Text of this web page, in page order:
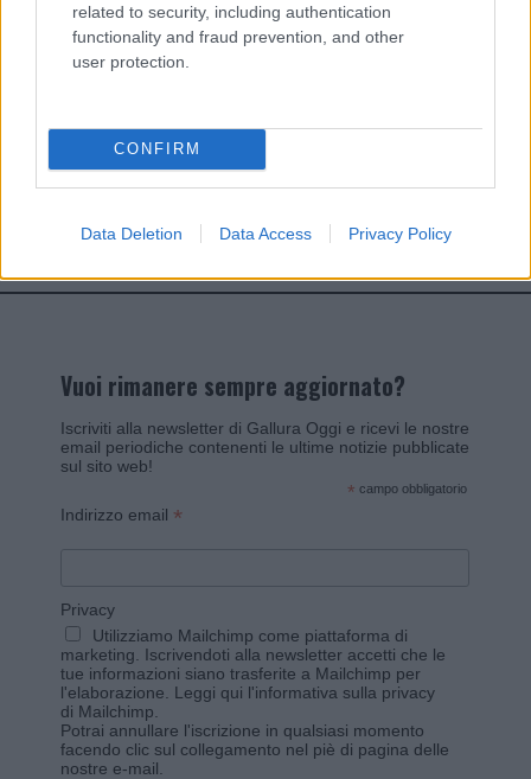
related to security, including authentication
functionality and fraud prevention, and other
user protection.
CONFIRM
Data Deletion Data Access Privacy Policy
Giovannimaria Cabras
Invia un Comunicato Stampa| Pubblicità|Segnala
Vuoi rimanere sempre aggiornato?
Iscriviti alla newsletter di Gallura Oggi e ricevi le nostre
email periodiche contenenti le ultime notizie pubblicate
sul sito web!
* campo obbligatorio
Indirizzo email *
Privacy
Utilizziamo Mailchimp come piattaforma di
marketing. Iscrivendoti alla newsletter accetti che le
tue informazioni siano trasferite a Mailchimp per
l'elaborazione. Leggi qui l'informativa sulla privacy
di Mailchimp
Potrai annullare l'iscrizione in qualsiasi momento
facendo clic sul collegamento nel piè di pagina delle
nostre e-mail.